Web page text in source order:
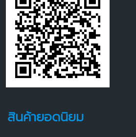
สินค้ายอดนิยม